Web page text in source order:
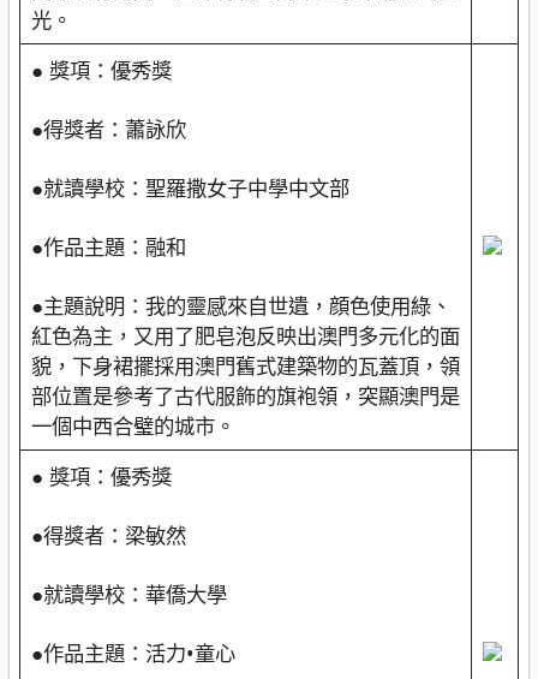
光。
● 獎項：優秀獎
●得獎者：蕭詠欣
●就讀學校：聖羅撒女子中學中文部
●作品主題：融和
●主題說明：我的靈感來自世遺，顔色使用綠、
紅色為主，又用了肥皂泡反映出澳門多元化的面
貌，下身裙擺採用澳門舊式建築物的瓦蓋頂，領
部位置是參考了古代服飾的旗袍領，突顯澳門是
一個中西合璧的城市。
● 獎項：優秀獎
●得獎者：梁敏然
●就讀學校：華僑大學
●作品主題：活力•童心